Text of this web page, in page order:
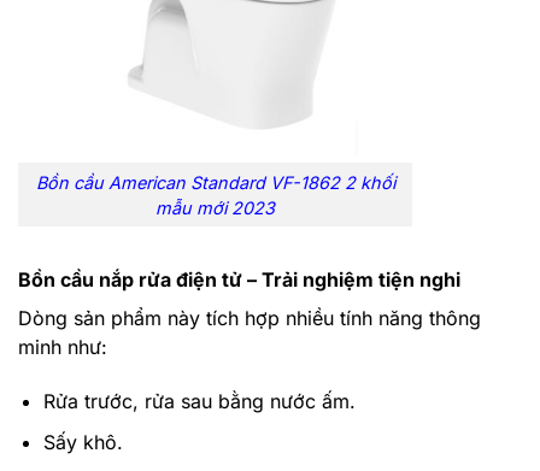
Bồn cầu American Standard VF-1862 2 khối
mẫu mới 2023
Bồn cầu nắp rửa điện tử – Trải nghiệm tiện nghi
Dòng sản phẩm này tích hợp nhiều tính năng thông
minh như:
Rửa trước, rửa sau bằng nước ấm.
Sấy khô.